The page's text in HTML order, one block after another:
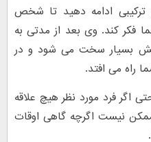
ترکیبی ادامه دهید تا شخص
فکر کند. وی بعد از مدتی به
بسیار سخت می شود و در
راه می افتد.
اگر فرد مورد نظر هیچ علاقه
نیست اگرچه گاهی اوقات